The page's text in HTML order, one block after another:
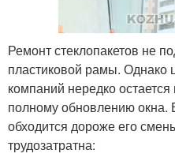
Ремонт стеклопакетов не
пластиковой рамы. Однако
компаний нередко
полному обновлению окна.
обходится дороже его
трудозатратна: